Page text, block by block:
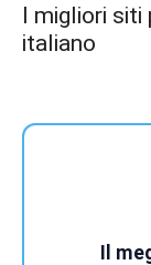
I migliori siti
italiano
Il